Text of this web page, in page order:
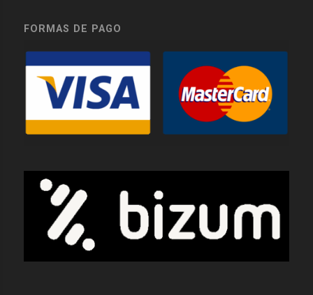
FORMAS DE PAGO